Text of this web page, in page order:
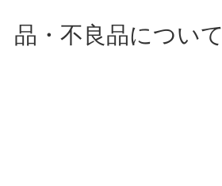
品・不良品について